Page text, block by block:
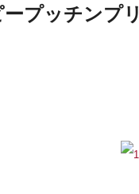
プッチンプ